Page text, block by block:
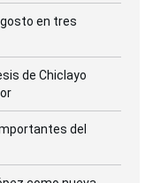
en tres
de Chiclayo
del